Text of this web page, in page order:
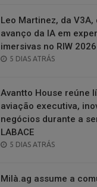
Leo Martinez, da V3A,
avanço da IA em
imersivas no RIW 2026
POSTED
5 DIAS ATRÁS
Avantto House reúne
aviação executiva,
negócios durante a
LABACE
POSTED
5 DIAS ATRÁS
Milà.ag assume a